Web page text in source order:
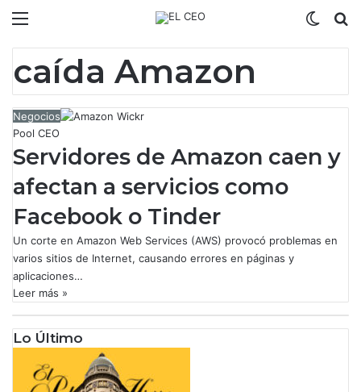
caída Amazon
Negocios
Pool CEO
Servidores de Amazon caen y
afectan a servicios como
Facebook o Tinder
Un corte en Amazon Web Services (AWS) provocó problemas en
varios sitios de Internet, causando errores en páginas y
aplicaciones…
Leer más »
Lo Último